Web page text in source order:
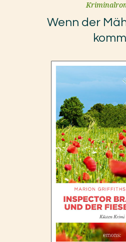
Wenn der